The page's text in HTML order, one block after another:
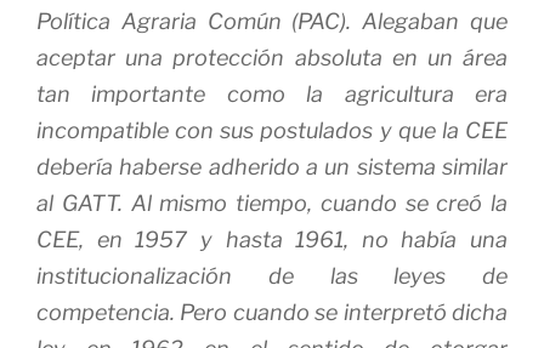
Política Agraria Común (PAC). Alegaban que
aceptar una protección absoluta en un área
tan importante como la agricultura era
incompatible con sus postulados y que la CEE
debería haberse adherido a un sistema similar
al GATT. Al mismo tiempo, cuando se creó la
CEE, en 1957 y hasta 1961, no había una
institucionalización de las leyes de
competencia. Pero cuando se interpretó dicha